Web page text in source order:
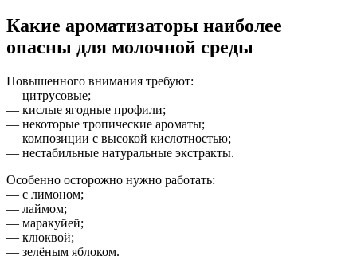
Какие ароматизаторы наиболее
опасны для молочной среды
Повышенного внимания требуют:
— цитрусовые;
— кислые ягодные профили;
— некоторые тропические ароматы;
— композиции с высокой кислотностью;
— нестабильные натуральные экстракты.
Особенно осторожно нужно работать:
— с лимоном;
— лаймом;
— маракуйей;
— клюквой;
— зелёным яблоком.